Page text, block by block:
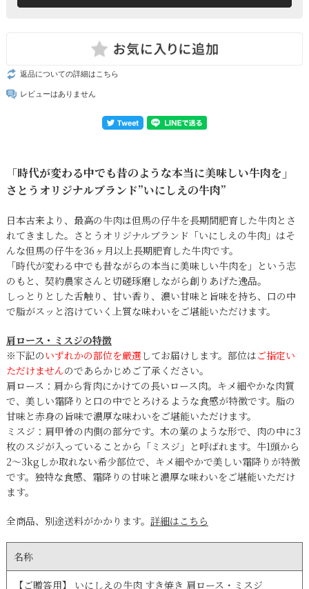
返品についての詳細はこちら
レビューはありません
「時代が変わる中でも昔のような本当に美味しい牛肉を」
さとうオリジナルブランド”いにしえの牛肉”
日本古来より、最高の牛肉は但馬の仔牛を長期間肥育した牛肉とさ
れてきました。さとうオリジナルブランド「いにしえの牛肉」はそ
んな但馬の仔牛を36ヶ月以上長期肥育した牛肉です。
「時代が変わる中でも昔ながらの本当に美味しい牛肉を」という志
のもと、契約農家さんと切磋琢磨しながら創りあげた逸品。
しっとりとした舌触り、甘い香り、濃い甘味と旨味を持ち、口の中
で脂がスッと溶けていく上質な味わいをご堪能いただけます。
肩ロース・ミスジの特徴
※下記のいずれかの部位を厳選 してお届けします。部位はご指定い
ただけませんのであらかじめご了承ください。
肩ロース：肩から背肉にかけての長いロース肉。キメ細やかな肉質
で、美しい霜降りと口の中でとろけるような食感が特徴です。脂の
甘味と赤身の旨味で濃厚な味わいをご堪能いただけます。
ミスジ：肩甲骨の内側の部分です。木の葉のような形で、肉の中に3
枚のスジが入っていることから「ミスジ」と呼ばれます。牛1頭から
2～3kgしか取れない希少部位で、キメ細やかで美しい霜降りが特徴
です。独特な食感、霜降りの甘味と濃厚な味わいをご堪能いただけ
ます。
全商品、別途送料がかかります。 詳細はこちら
名称
【ご贈答用】 いにしえの牛肉 すき焼き 肩ロース・ミスジ